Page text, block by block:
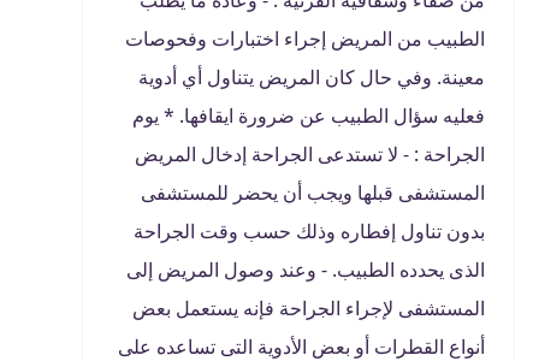
الطبيب من المريض إجراء اختبارات وفحوصات
معينة. وفي حال كان المريض يتناول أي أدوية
فعليه سؤال الطبيب عن ضرورة ايقافها. * يوم
الجراحة : - لا تستدعى الجراحة إدخال المريض
المستشفى قبلها ويجب أن يحضر للمستشفى
بدون تناول إفطاره وذلك حسب وقت الجراحة
الذى يحدده الطبيب. - وعند وصول المريض إلى
المستشفى لإجراء الجراحة فإنه يستعمل بعض
أنواع القطرات أو بعض الأدوية التى تساعده على